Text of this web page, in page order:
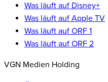
Was läuft auf Disney+
Was läuft auf Apple TV
Was läuft auf ORF 1
Was läuft auf ORF 2
VGN Medien Holding